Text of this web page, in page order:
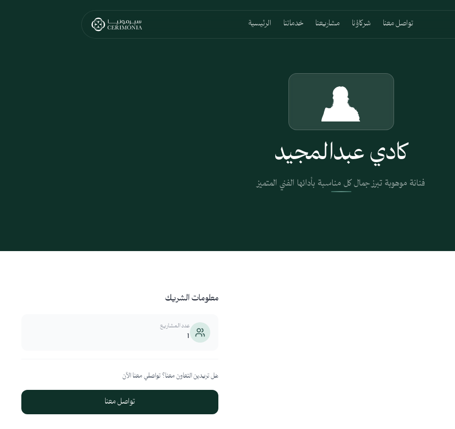
الرئيسية
خدماتنا مشاريعنا شركاؤنا تواصل معنا
كادي عبدالمجيد
فنانة موهوبة تبرز جمال كل مناسبة بأدائها الفني المتميز
معلومات الشريك
عدد المشاريع
1
هل تريدين التعاون معنا؟ تواصلي معنا الآن
تواصل معنا